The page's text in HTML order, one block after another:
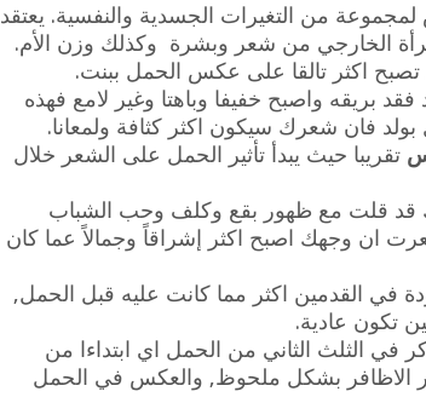
من التغيرات الجسدية والنفسية. يعتقد
الخارجي من شعر وبشرة وكذلك وزن الأم.
تصبح اكثر تالقا على عكس الحمل ببنت.
بريقه واصبح خفيفا وباهتا وغير لامع فهذه
فان شعرك سيكون اكثر كثافة ولمعانا.
تقريبا حيث يبدأ تأثير الحمل على الشعر خلال
قد قلت مع ظهور بقع وكلف وحب الشباب
ان وجهك اصبح اكثر إشراقاً وجمالاً عما كان
في القدمين اكثر مما كانت عليه قبل الحمل,
تكون عادية.
في الثلث الثاني من الحمل اي ابتداءا من
الاظافر بشكل ملحوظ, والعكس في الحمل